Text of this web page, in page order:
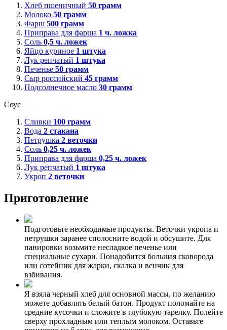
Хлеб пшеничный 50 грамм
Молоко 50 грамм
Фарш 500 грамм
Приправа для фарша 1 ч. ложка
Соль 0,5 ч. ложек
Яйцо куриное 1 штука
Лук репчатый 1 штука
Печенье 50 грамм
Сыр российский 45 грамм
Подсолнечное масло 30 грамм
Соус
Сливки 100 грамм
Вода 2 стакана
Петрушка 2 веточки
Соль 0,25 ч. ложек
Приправа для фарша 0,25 ч. ложек
Лук репчатый 1 штука
Укроп 2 веточки
Приготовление
Подготовьте необходимые продукты. Веточки укропа и
петрушки заранее сполосните водой и обсушите. Для
панировки возьмите несладкое печенье или
специальные сухари. Понадобится большая сковорода
или сотейник для жарки, скалка и венчик для
взбивания.
Я взяла черный хлеб для основной массы, по желанию
можете добавлять белый батон. Продукт поломайте на
средние кусочки и сложите в глубокую тарелку. Полейте
сверху прохладным или теплым молоком. Оставьте